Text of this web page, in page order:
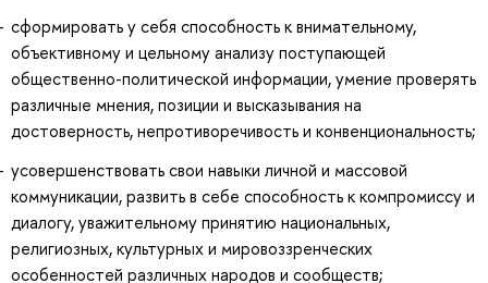
сформировать у себя способность к внимательному,
объективному и цельному анализу поступающей
общественно-политической информации, умение проверять
различные мнения, позиции и высказывания на
достоверность, непротиворечивость и конвенциональность;
усовершенствовать свои навыки личной и массовой
коммуникации, развить в себе способность к компромиссу и
диалогу, уважительному принятию национальных,
религиозных, культурных и мировоззренческих
особенностей различных народов и сообществ;